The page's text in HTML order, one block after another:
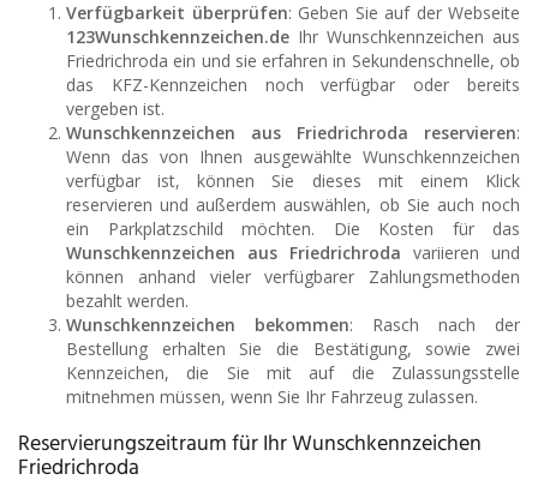
Verfügbarkeit überprüfen: Geben Sie auf der Webseite
123Wunschkennzeichen.de Ihr Wunschkennzeichen aus
Friedrichroda ein und sie erfahren in Sekundenschnelle, ob
das KFZ-Kennzeichen noch verfügbar oder bereits
vergeben ist.
Wunschkennzeichen aus Friedrichroda reservieren:
Wenn das von Ihnen ausgewählte Wunschkennzeichen
verfügbar ist, können Sie dieses mit einem Klick
reservieren und außerdem auswählen, ob Sie auch noch
ein Parkplatzschild möchten. Die Kosten für das
Wunschkennzeichen aus Friedrichroda variieren und
können anhand vieler verfügbarer Zahlungsmethoden
bezahlt werden.
Wunschkennzeichen bekommen: Rasch nach der
Bestellung erhalten Sie die Bestätigung, sowie zwei
Kennzeichen, die Sie mit auf die Zulassungsstelle
mitnehmen müssen, wenn Sie Ihr Fahrzeug zulassen.
Reservierungszeitraum für Ihr Wunschkennzeichen
Friedrichroda